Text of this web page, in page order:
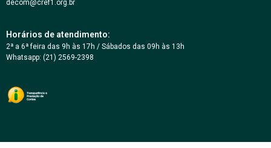
decom@cref1.org.br
Horários de atendimento:
2ª a 6ª feira das 9h às 17h / Sábados das 09h às 13h
Whatsapp: (21) 2569-2398